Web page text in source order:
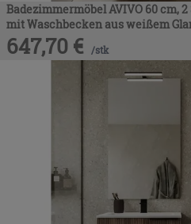
Badezimmermöbel AVIVO 60 cm,
mit Waschbecken aus weißem
647,70 € /stk